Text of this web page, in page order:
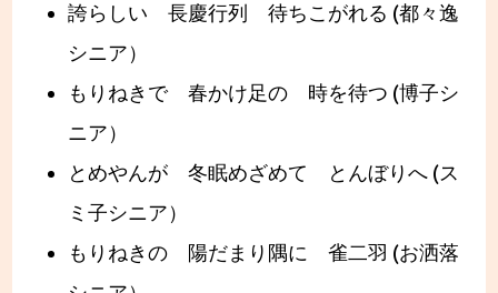
誇らしい 長慶行列 待ちこがれる (都々逸
シニア）
もりねきで 春かけ足の 時を待つ (博子シ
ニア）
とめやんが 冬眠めざめて とんぼりへ (ス
ミ子シニア）
もりねきの 陽だまり隅に 雀二羽 (お洒落